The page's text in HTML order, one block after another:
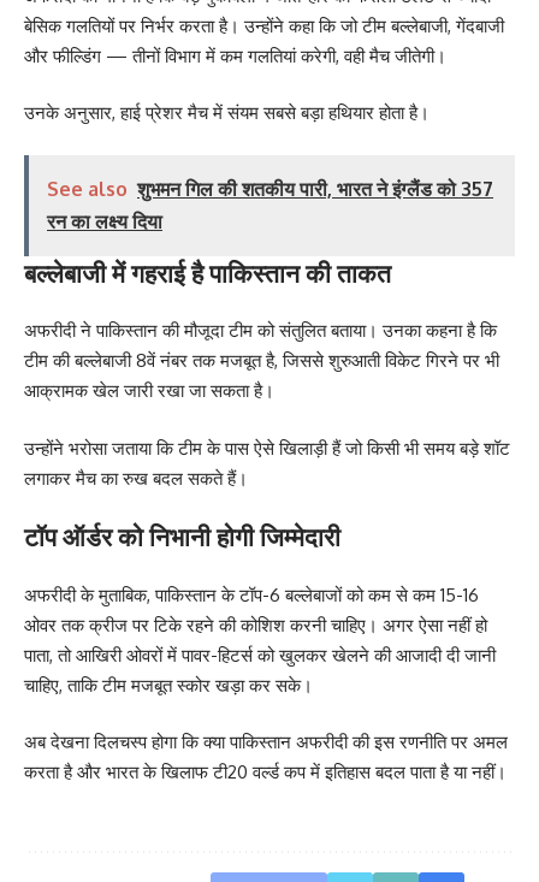
बेसिक गलतियों पर निर्भर करता है। उन्होंने कहा कि जो टीम बल्लेबाजी, गेंदबाजी
और फील्डिंग — तीनों विभाग में कम गलतियां करेगी, वही मैच जीतेगी।
उनके अनुसार, हाई प्रेशर मैच में संयम सबसे बड़ा हथियार होता है।
See also शुभमन गिल की शतकीय पारी, भारत ने इंग्लैंड को 357
रन का लक्ष्य दिया
बल्लेबाजी में गहराई है पाकिस्तान की ताकत
अफरीदी ने पाकिस्तान की मौजूदा टीम को संतुलित बताया। उनका कहना है कि
टीम की बल्लेबाजी 8वें नंबर तक मजबूत है, जिससे शुरुआती विकेट गिरने पर भी
आक्रामक खेल जारी रखा जा सकता है।
उन्होंने भरोसा जताया कि टीम के पास ऐसे खिलाड़ी हैं जो किसी भी समय बड़े शॉट
लगाकर मैच का रुख बदल सकते हैं।
टॉप ऑर्डर को निभानी होगी जिम्मेदारी
अफरीदी के मुताबिक, पाकिस्तान के टॉप-6 बल्लेबाजों को कम से कम 15-16
ओवर तक क्रीज पर टिके रहने की कोशिश करनी चाहिए। अगर ऐसा नहीं हो
पाता, तो आखिरी ओवरों में पावर-हिटर्स को खुलकर खेलने की आजादी दी जानी
चाहिए, ताकि टीम मजबूत स्कोर खड़ा कर सके।
अब देखना दिलचस्प होगा कि क्या पाकिस्तान अफरीदी की इस रणनीति पर अमल
करता है और भारत के खिलाफ टी20 वर्ल्ड कप में इतिहास बदल पाता है या नहीं।